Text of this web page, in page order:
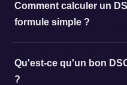
Comment calculer un
formule simple ?
Qu'est-ce qu'un bon
?